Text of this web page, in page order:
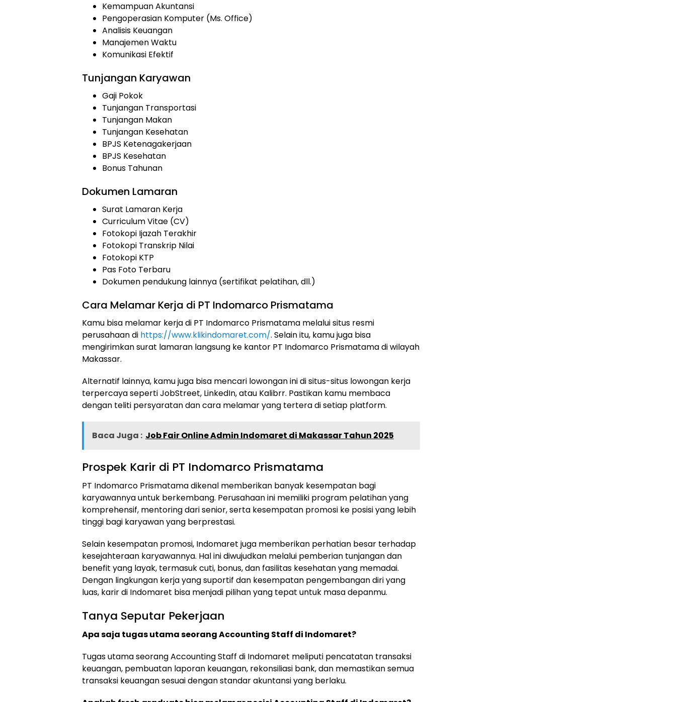
Kemampuan Akuntansi
Pengoperasian Komputer (Ms. Office)
Analisis Keuangan
Manajemen Waktu
Komunikasi Efektif
Tunjangan Karyawan
Gaji Pokok
Tunjangan Transportasi
Tunjangan Makan
Tunjangan Kesehatan
BPJS Ketenagakerjaan
BPJS Kesehatan
Bonus Tahunan
Dokumen Lamaran
Surat Lamaran Kerja
Curriculum Vitae (CV)
Fotokopi Ijazah Terakhir
Fotokopi Transkrip Nilai
Fotokopi KTP
Pas Foto Terbaru
Dokumen pendukung lainnya (sertifikat pelatihan, dll.)
Cara Melamar Kerja di PT Indomarco Prismatama
Kamu bisa melamar kerja di PT Indomarco Prismatama melalui situs resmi
perusahaan di https://www.klikindomaret.com/. Selain itu, kamu juga bisa
mengirimkan surat lamaran langsung ke kantor PT Indomarco Prismatama di wilayah
Makassar.
Alternatif lainnya, kamu juga bisa mencari lowongan ini di situs-situs lowongan kerja
terpercaya seperti JobStreet, LinkedIn, atau Kalibrr. Pastikan kamu membaca
dengan teliti persyaratan dan cara melamar yang tertera di setiap platform.
Baca Juga : Job Fair Online Admin Indomaret di Makassar Tahun 2025
Prospek Karir di PT Indomarco Prismatama
PT Indomarco Prismatama dikenal memberikan banyak kesempatan bagi
karyawannya untuk berkembang. Perusahaan ini memiliki program pelatihan yang
komprehensif, mentoring dari senior, serta kesempatan promosi ke posisi yang lebih
tinggi bagi karyawan yang berprestasi.
Selain kesempatan promosi, Indomaret juga memberikan perhatian besar terhadap
kesejahteraan karyawannya. Hal ini diwujudkan melalui pemberian tunjangan dan
benefit yang layak, termasuk cuti, bonus, dan fasilitas kesehatan yang memadai.
Dengan lingkungan kerja yang suportif dan kesempatan pengembangan diri yang
luas, karir di Indomaret bisa menjadi pilihan yang tepat untuk masa depanmu.
Tanya Seputar Pekerjaan
Apa saja tugas utama seorang Accounting Staff di Indomaret?
Tugas utama seorang Accounting Staff di Indomaret meliputi pencatatan transaksi
keuangan, pembuatan laporan keuangan, rekonsiliasi bank, dan memastikan semua
transaksi keuangan sesuai dengan standar akuntansi yang berlaku.